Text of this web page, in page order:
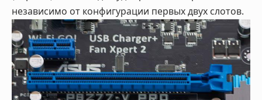
независимо от конфигурации первых двух слотов.